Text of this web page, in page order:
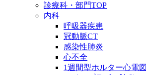
診療科・部門TOP
内科
呼吸器疾患
冠動脈CT
感染性肺炎
心不全
1週間型ホルター心電図